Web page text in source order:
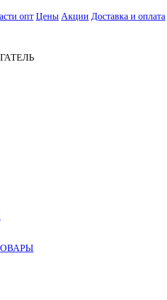
опт Цены Акции Доставка и оплата